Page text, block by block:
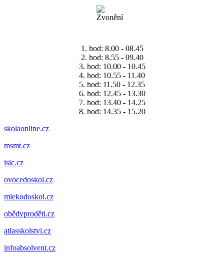
1. hod: 8.00 - 08.45
2. hod: 8.55 - 09.40
3. hod: 10.00 - 10.45
4. hod: 10.55 - 11.40
5. hod: 11.50 - 12.35
6. hod: 12.45 - 13.30
7. hod: 13.40 - 14.25
8. hod: 14.35 - 15.20
skolaonline.cz
msmt.cz
isic.cz
ovocedoskol.cz
mlekodoskol.cz
obědyproděti.cz
atlasskolstvi.cz
infoabsolvent.cz